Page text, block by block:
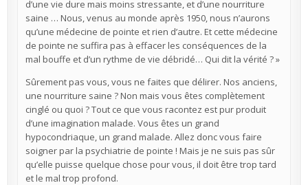
d’une vie dure mais moins stressante, et d’une nourriture
saine … Nous, venus au monde après 1950, nous n’aurons
qu’une médecine de pointe et rien d’autre. Et cette médecine
de pointe ne suffira pas à effacer les conséquences de la
mal bouffe et d’un rythme de vie débridé… Qui dit la vérité ? »
Sûrement pas vous, vous ne faites que délirer. Nos anciens,
une nourriture saine ? Non mais vous êtes complètement
cinglé ou quoi ? Tout ce que vous racontez est pur produit
d’une imagination malade. Vous êtes un grand
hypocondriaque, un grand malade. Allez donc vous faire
soigner par la psychiatrie de pointe ! Mais je ne suis pas sûr
qu’elle puisse quelque chose pour vous, il doit être trop tard
et le mal trop profond.